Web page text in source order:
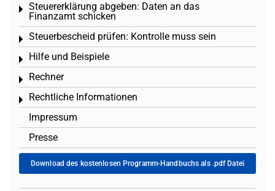
Steuererklärung abgeben: Daten an das
Finanzamt schicken
Toggle menu
Steuerbescheid prüfen: Kontrolle muss sein
Toggle menu
Hilfe und Beispiele
Toggle menu
Rechner
Toggle menu
Rechtliche Informationen
Toggle menu
Impressum
Presse
Download des kostenlosen Programm-Handbuchs als .pdf Datei